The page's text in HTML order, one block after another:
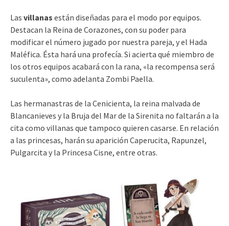
Las villanas están diseñadas para el modo por equipos.
Destacan la Reina de Corazones, con su poder para
modificar el número jugado por nuestra pareja, y el Hada
Maléfica. Ésta hará una profecía. Si acierta qué miembro de
los otros equipos acabará con la rana, «la recompensa será
suculenta», como adelanta Zombi Paella.
Las hermanastras de la Cenicienta, la reina malvada de
Blancanieves y la Bruja del Mar de la Sirenita no faltarán a la
cita como villanas que tampoco quieren casarse. En relación
a las princesas, harán su aparición Caperucita, Rapunzel,
Pulgarcita y la Princesa Cisne, entre otras.